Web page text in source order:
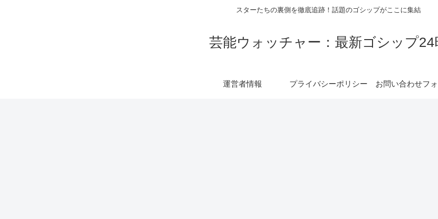
スターたちの裏側を徹底追跡！話題のゴシップがここに集結
芸能ウォッチャー：最新ゴシップ24
運営者情報 プライバシーポリシー お問い合わせフ